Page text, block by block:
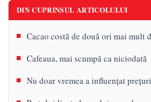
DIN CUPRINSUL ARTICOLULUI
Cacao costă de două ori mai mult
Cafeaua, mai scumpă ca niciodată
Nu doar vremea a influențat